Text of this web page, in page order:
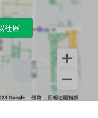
社區